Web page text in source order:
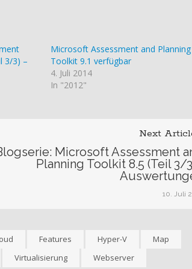
3/3) –
Microsoft Assessment and Planning
Toolkit 9.1 verfügbar
4. Juli 2014
In "2012"
Next
Microsoft Assessment
Planning Toolkit 8.5 (Teil 3/
10. Juli
Features Hyper-V
Map
Virtualisierung Webserver